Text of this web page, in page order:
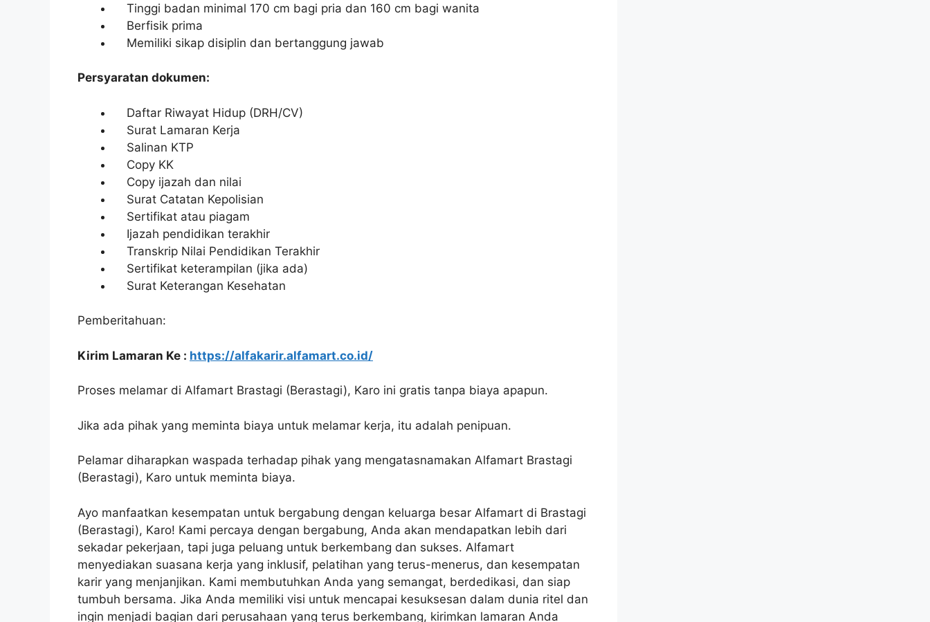
Tinggi badan minimal 170 cm bagi pria dan 160 cm bagi wanita
Berfisik prima
Memiliki sikap disiplin dan bertanggung jawab
Persyaratan dokumen:
Daftar Riwayat Hidup (DRH/CV)
Surat Lamaran Kerja
Salinan KTP
Copy KK
Copy ijazah dan nilai
Surat Catatan Kepolisian
Sertifikat atau piagam
Ijazah pendidikan terakhir
Transkrip Nilai Pendidikan Terakhir
Sertifikat keterampilan (jika ada)
Surat Keterangan Kesehatan
Pemberitahuan:
Kirim Lamaran Ke : https://alfakarir.alfamart.co.id/
Proses melamar di Alfamart Brastagi (Berastagi), Karo ini gratis tanpa biaya apapun.
Jika ada pihak yang meminta biaya untuk melamar kerja, itu adalah penipuan.
Pelamar diharapkan waspada terhadap pihak yang mengatasnamakan Alfamart Brastagi
(Berastagi), Karo untuk meminta biaya.
Ayo manfaatkan kesempatan untuk bergabung dengan keluarga besar Alfamart di Brastagi
(Berastagi), Karo! Kami percaya dengan bergabung, Anda akan mendapatkan lebih dari
sekadar pekerjaan, tapi juga peluang untuk berkembang dan sukses. Alfamart
menyediakan suasana kerja yang inklusif, pelatihan yang terus-menerus, dan kesempatan
karir yang menjanjikan. Kami membutuhkan Anda yang semangat, berdedikasi, dan siap
tumbuh bersama. Jika Anda memiliki visi untuk mencapai kesuksesan dalam dunia ritel dan
ingin menjadi bagian dari perusahaan yang terus berkembang, kirimkan lamaran Anda